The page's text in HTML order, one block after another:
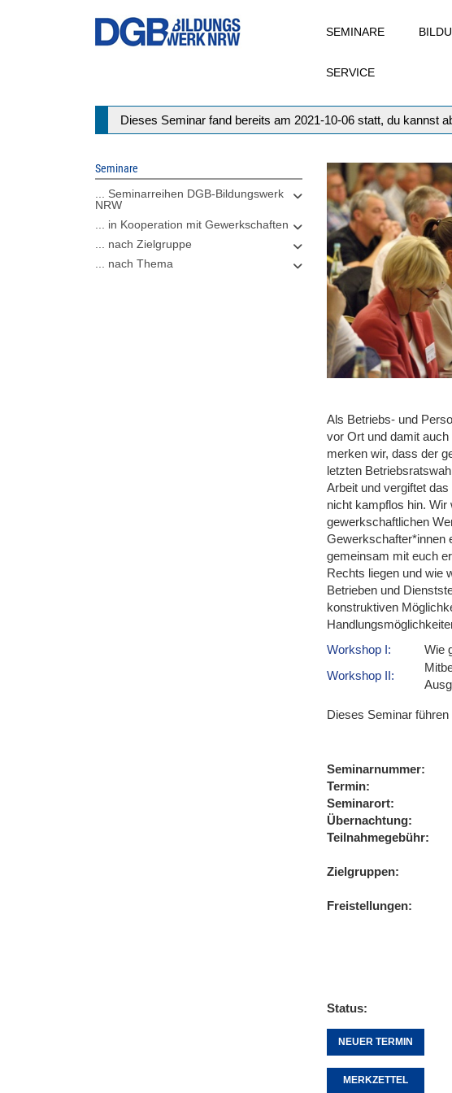
SEMINARE
SERVICE
Statusmeldung
Dieses Seminar fand bereits am 2021-10-06 statt, du kannst
Seminare
... Seminarreihen DGB-Bildungswerk
NRW
... in Kooperation mit Gewerkschaften
... nach Zielgruppe
... nach Thema
Als Betriebs- und
vor Ort und damit
merken wir, dass der
letzten
Arbeit und vergiftet
nicht kampflos hin. Wir
gewerkschaftlichen
Gewerkschafter*innen
gemeinsam mit euch
Rechts liegen und wie
Betrieben und
konstruktiven
Workshop I:
Wie
Workshop II:
Dieses Seminar führen
Seminarnummer
Termin
Seminarort
Übernachtung
Teilnahmegebühr
Zielgruppen
Freistellungen
Status
NEUER TERMIN
MERKZETTEL